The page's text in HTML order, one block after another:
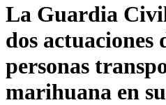
La Guardia
dos actuaciones
personas
marihuana en